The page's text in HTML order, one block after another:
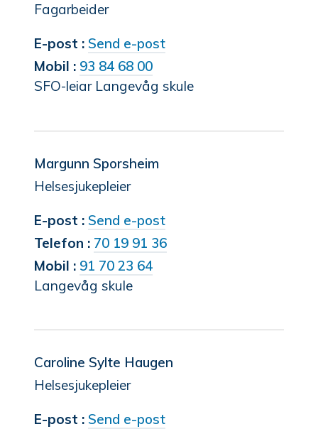
Fagarbeider
E-post
Send e-posttil
Kristoffersen
Mobil
93 84 68 00
SFO-leiar Langevåg skule
Margunn Sporsheim
Helsesjukepleier
E-post
Send e-posttil
Margunn
Telefon
70 19 91 36
Mobil
91 70 23 64
Langevåg skule
Caroline Sylte Haugen
Helsesjukepleier
E-post
Send e-posttil